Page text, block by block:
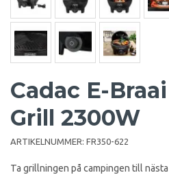
Cadac E-
Grill 2300W
ARTIKELNUMMER: FR350-622
Ta grillningen på campingen till